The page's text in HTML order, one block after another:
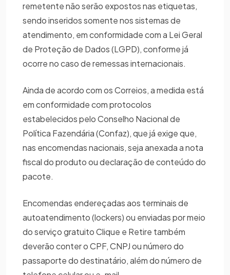
remetente não serão expostos nas etiquetas,
sendo inseridos somente nos sistemas de
atendimento, em conformidade com a Lei Geral
de Proteção de Dados (LGPD), conforme já
ocorre no caso de remessas internacionais.
Ainda de acordo com os Correios, a medida está
em conformidade com protocolos
estabelecidos pelo Conselho Nacional de
Política Fazendária (Confaz), que já exige que,
nas encomendas nacionais, seja anexada a nota
fiscal do produto ou declaração de conteúdo do
pacote.
Encomendas endereçadas aos terminais de
autoatendimento (lockers) ou enviadas por meio
do serviço gratuito Clique e Retire também
deverão conter o CPF, CNPJ ou número do
passaporte do destinatário, além do número de